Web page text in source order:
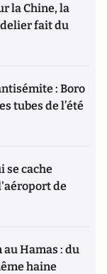
la Chine, la
fait du
: Boro
tubes de l’été
se cache
de
au Hamas : du
haine